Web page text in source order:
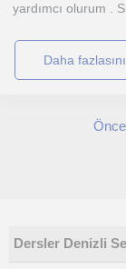
yardımcı olurum .
daha
Dersler Denizli